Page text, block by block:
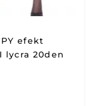
efekt
lycra 20den